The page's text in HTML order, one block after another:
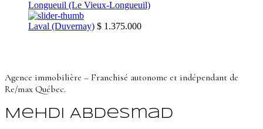
Longueuil (Le Vieux-Longueuil)
Laval (Duvernay) $ 1.375.000
Agence immobilière – Franchisé autonome et indépendant de
Re/max Québec.
Mehdi Abdesmad